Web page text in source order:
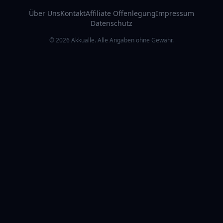
Über UnsKontaktAffiliate OffenlegungImpressum
Datenschutz
© 2026 Akkualle. Alle Angaben ohne Gewähr.